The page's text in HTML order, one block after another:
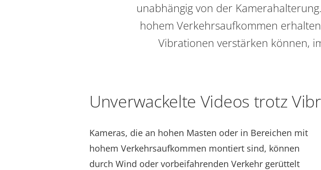
unabhängig von der
hohem Verkehrsaufkommen
Vibrationen verstärken können,
Unverwackelte Videos trotz
Kameras, die an hohen Masten oder in Bereichen mit
hohem Verkehrsaufkommen montiert sind, können
durch Wind oder vorbeifahrenden Verkehr gerüttelt